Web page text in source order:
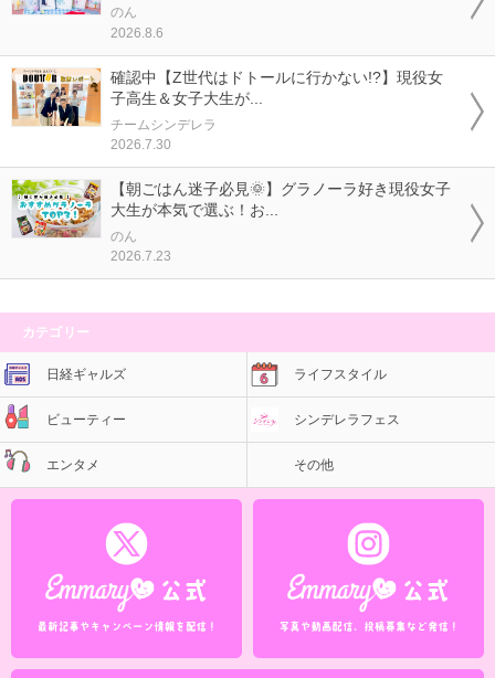
のん
2026.8.6
確認中【Z世代はドトールに行かない!?】現役女
子高生＆女子大生が...
チームシンデレラ
2026.7.30
【朝ごはん迷子必見🌞】グラノーラ好き現役女子
大生が本気で選ぶ！お...
のん
2026.7.23
カテゴリー
日経ギャルズ ライフスタイル
ビューティー シンデレラフェス
エンタメ その他